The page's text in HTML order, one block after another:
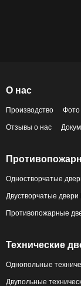
О нас
Производство Фото
Отзывы о нас
Одностворчатые
Двустворчатые двери
Противопожарные
Технические
Однопольные
Двупольные